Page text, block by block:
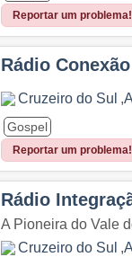
Reportar um problema!
Rádio
Cruzeiro do Sul ,
Gospel
Reportar um problema!
Rádio
A Pioneira do Vale
Cruzeiro do Sul ,